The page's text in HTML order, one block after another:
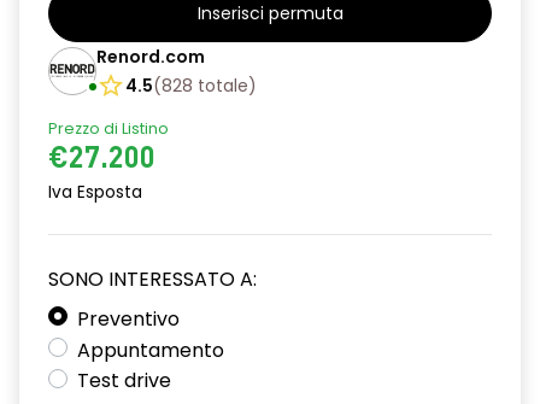
Inserisci permuta
Renord.com
4.5(828 totale)
Prezzo di Listino
€27.200
Iva Esposta
SONO INTERESSATO A:
Preventivo
Appuntamento
Test drive